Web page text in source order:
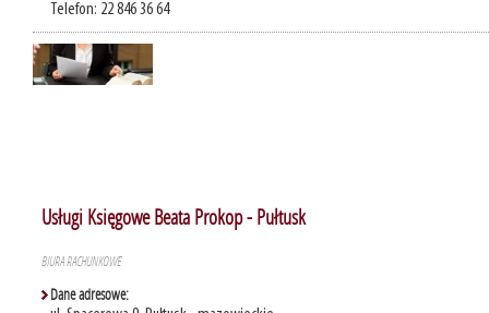
Telefon: 22 846 36 64
Usługi Księgowe Beata Prokop - Pułtusk
BIURA RACHUNKOWE
Dane adresowe: